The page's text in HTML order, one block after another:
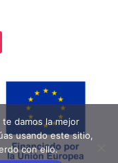
damos la mejor
usando este sitio,
con ello.